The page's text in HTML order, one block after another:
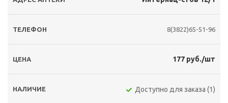
8(3822)65-51-96
177 руб./шт
Доступно для заказа (1)